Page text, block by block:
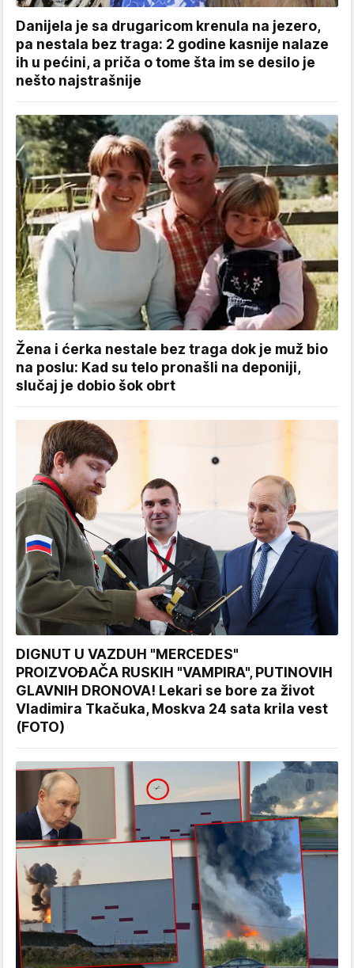
Danijela je sa drugaricom krenula na jezero,
pa nestala bez traga: 2 godine kasnije nalaze
ih u pećini, a priča o tome šta im se desilo je
nešto najstrašnije
Žena i ćerka nestale bez traga dok je muž bio
na poslu: Kad su telo pronašli na deponiji,
slučaj je dobio šok obrt
DIGNUT U VAZDUH "MERCEDES"
PROIZVOĐAČA RUSKIH "VAMPIRA", PUTINOVIH
GLAVNIH DRONOVA! Lekari se bore za život
Vladimira Tkačuka, Moskva 24 sata krila vest
(FOTO)